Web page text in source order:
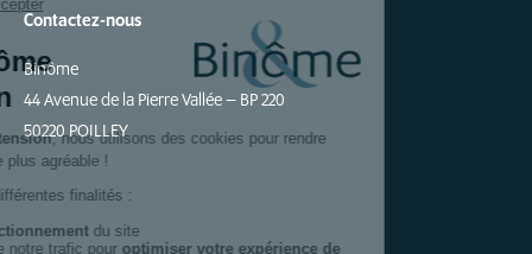
Contactez-nous
Binôme
44 Avenue de la Pierre Vallée – BP 220
50220 POILLEY